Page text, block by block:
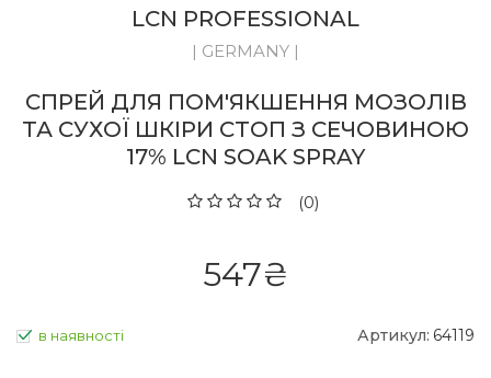
LCN PROFESSIONAL
| GERMANY |
СПРЕЙ ДЛЯ ПОМ'ЯКШЕННЯ МОЗОЛІВ
ТА СУХОЇ ШКІРИ СТОП З СЕЧОВИНОЮ
17% LCN SOAK SPRAY
(0)
547₴
в наявності Артикул: 64119